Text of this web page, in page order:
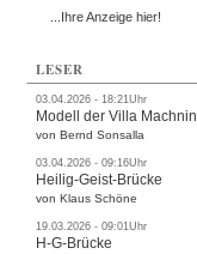
...Ihre Anzeige hier!
LESER
03.04.2026 - 18:21Uhr
Modell der Villa Machnin
von Bernd Sonsalla
03.04.2026 - 09:16Uhr
Heilig-Geist-Brücke
von Klaus Schöne
19.03.2026 - 09:01Uhr
H-G-Brücke